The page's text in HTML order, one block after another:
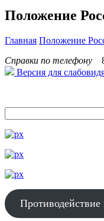
Положение
Главная Положение
Справки по телефону
Версия для